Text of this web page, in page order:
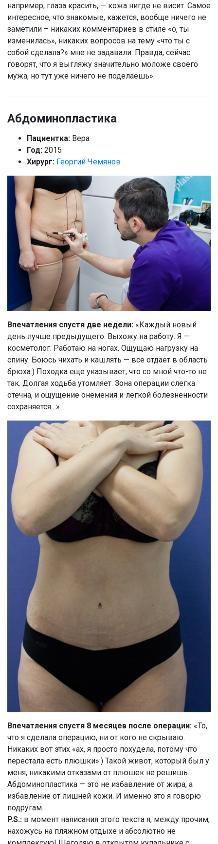
например, глаза красить, — кожа нигде не висит. Самое
интересное, что знакомые, кажется, вообще ничего не
заметили – никаких комментариев в стиле «о, ты
изменилась», никаких вопросов на тему «что ты с
собой сделала?» мне не задавали. Правда, сейчас
говорят, что я выгляжу значительно моложе своего
мужа, но тут уже ничего не поделаешь».
Абдоминопластика
Пациентка: Вера
Год: 2015
Хирург: Георгий Чемянов
Впечатления спустя две недели: «Каждый новый
день лучше предыдущего. Выхожу на работу. Я —
косметолог. Работаю на ногах. Ощущаю нагрузку на
спину. Боюсь чихать и кашлять — все отдает в область
брюха:) Походка еще указывает, что со мной что-то не
так. Долгая ходьба утомляет. Зона операции слегка
отечна, и ощущение онемения и легкой болезненности
сохраняется…»
Впечатления спустя 8 месяцев после операции: «То,
что я сделала операцию, ни от кого не скрываю.
Никаких вот этих «ах, я просто похудела, потому что
перестала есть плюшки»:) Такой живот, который был у
меня, никакими отказами от плюшек не решишь.
Абдоминопластика — это не избавление от жира, а
избавление от лишней кожи. И именно это я говорю
подругам.
P.S.: в момент написания этого текста я, между прочим,
нахожусь на пляжном отдыхе и абсолютно не